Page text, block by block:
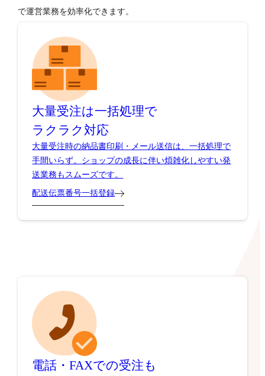
で運営業務を効率化できます。
大量受注は一括処理で
ラクラク対応
大量受注時の納品書印刷・メール送信は、一括処理で
手間いらず。ショップの成長に伴い煩雑化しやすい発
送業務もスムーズです。
配送伝票番号一括登録
電話・FAXでの受注も